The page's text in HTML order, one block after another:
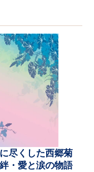
尽くした 西郷菊
・愛と涙の物語